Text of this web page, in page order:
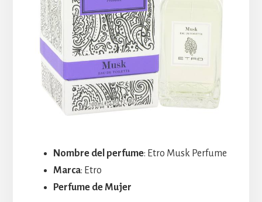
Nombre del perfume: Etro Musk Perfume
Marca: Etro
Perfume de Mujer